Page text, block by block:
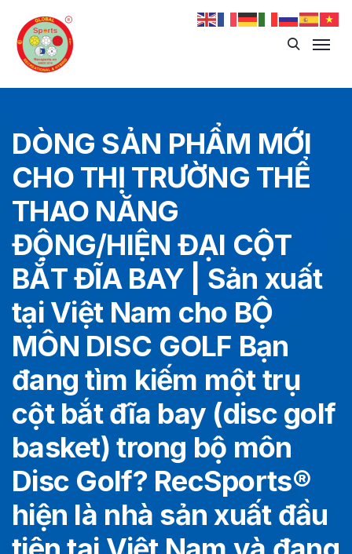
DÒNG SẢN PHẨM MỚI
CHO THỊ TRƯỜNG THỂ
THAO NĂNG
ĐỘNG/HIỆN ĐẠI CỘT
BẮT ĐĨA BAY | Sản xuất
tại Việt Nam cho BỘ
MÔN DISC GOLF Bạn
đang tìm kiếm một trụ
cột bắt đĩa bay (disc golf
basket) trong bộ môn
Disc Golf? RecSports®️
hiện là nhà sản xuất đầu